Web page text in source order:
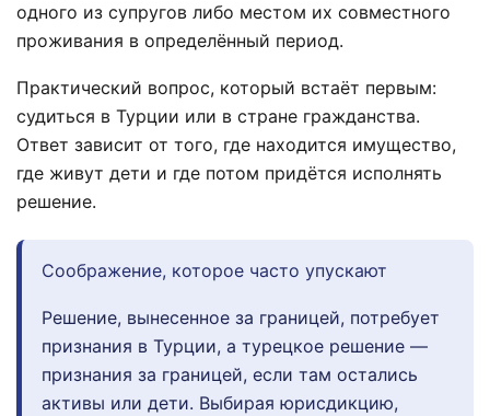
одного из супругов либо местом их совместного
проживания в определённый период.
Практический вопрос, который встаёт первым:
судиться в Турции или в стране гражданства.
Ответ зависит от того, где находится имущество,
где живут дети и где потом придётся исполнять
решение.
Соображение, которое часто упускают
Решение, вынесенное за границей, потребует
признания в Турции, а турецкое решение —
признания за границей, если там остались
активы или дети. Выбирая юрисдикцию,